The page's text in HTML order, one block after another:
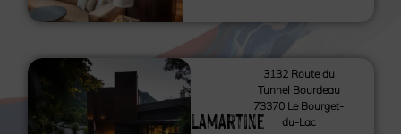
Lamartine
3132 Route du
Tunnel Bourdeau
73370 Le Bourget-
du-Lac